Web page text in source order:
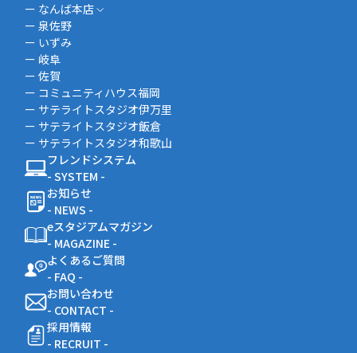
ー なんば本店
ー 泉佐野
ー いずみ
ー 岐阜
ー 佐賀
ー コミュニティハウス福岡
ー サテライトスタジオ伊万里
ー サテライトスタジオ飯倉
ー サテライトスタジオ和歌山
フレンドシステム
- SYSTEM -
お知らせ
- NEWS -
eスタジアムマガジン
- MAGAZINE -
よくあるご質問
- FAQ -
お問い合わせ
- CONTACT -
採用情報
- RECRUIT -